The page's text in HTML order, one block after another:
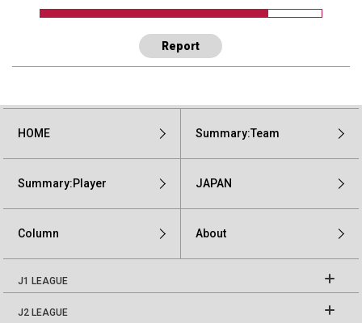
Report
HOME Summary:Team
Summary:Player JAPAN
Column About
J1 LEAGUE
J2 LEAGUE